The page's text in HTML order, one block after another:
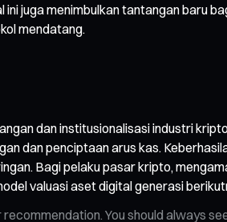
ini juga menimbulkan tantangan
mendatang.
dan institusionalisasi industri
dan penciptaan arus kas.
Bagi pelaku pasar kripto,
valuasi aset digital generasi
You should always